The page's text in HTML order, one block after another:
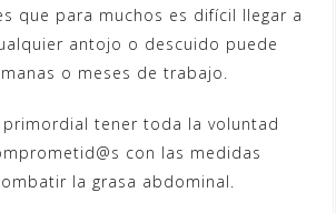
que para muchos es difícil llegar a
antojo o descuido puede
o meses de trabajo.
tener toda la voluntad
con las medidas
la grasa abdominal.